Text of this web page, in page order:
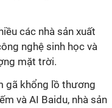
các nhà sản xuất
nghệ sinh học và
mặt trời.
gã khổng lồ thương
và AI Baidu, nhà sản